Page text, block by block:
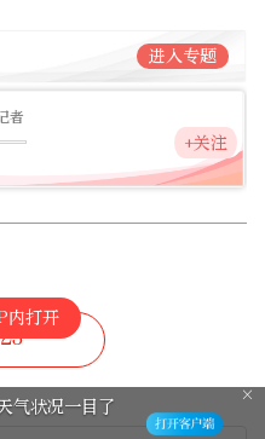
进入专题
者
+关注
23
内打开
气状况一目了